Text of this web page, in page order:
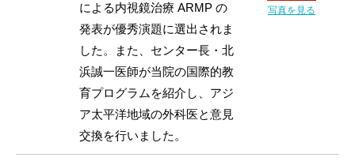
による内視鏡治療 ARMP の
発表が優秀演題に選出されま
した。また、センター長・北
浜誠一医師が当院の国際的教
育プログラムを紹介し、アジ
ア太平洋地域の外科医と意見
交換を行いました。
写真を見る